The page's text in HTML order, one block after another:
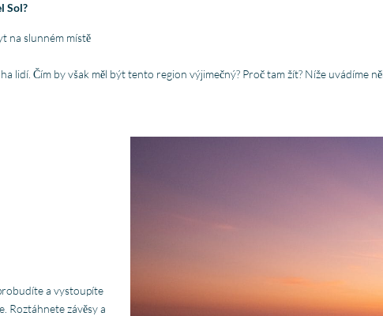
Sol?
na slunném místě
lidí. Čím by však měl být tento region výjimečný? Proč tam žít? Níže uvádíme
a vystoupíte
Roztáhnete závěsy a